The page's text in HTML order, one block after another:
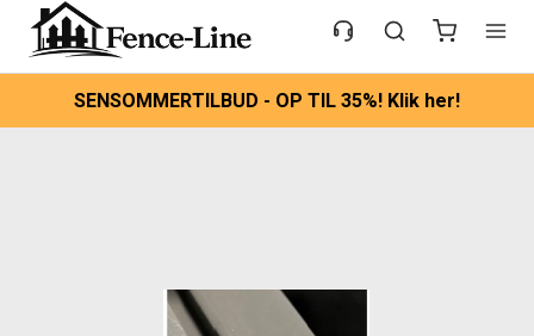
SENSOMMERTILBUD - OP TIL 35%! Klik her!